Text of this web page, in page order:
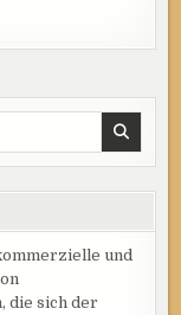
und
die sich der